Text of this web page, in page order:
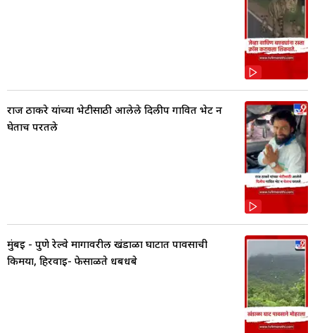
राज ठाकरे यांच्या भेटीसाठी आलेले दिलीप गावित भेट न
घेताच परतले
मुंबई - पुणे रेल्वे मार्गावरील खंडाळा घाटात पावसाची
किमया, हिरवाई- फेसाळते धबधबे